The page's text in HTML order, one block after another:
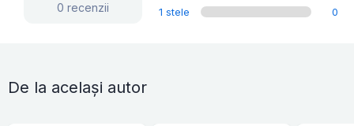
0 recenzii
1 stele
0
De la același autor